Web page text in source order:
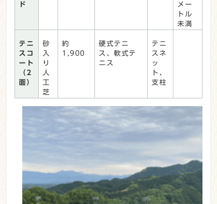
ド
メー
トル
未満
テニ
スコ
ート
（2
面）
砂
入
り
人
工
芝
約
1,900
硬式テニ
ス、軟式テ
ニス
テニ
スネ
ッ
ト、
支柱